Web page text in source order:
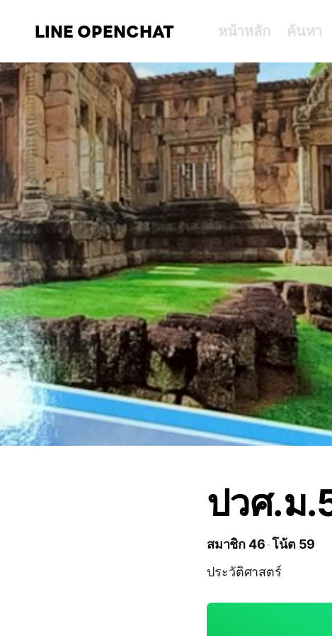
LINE OPENCHAT หน้าหลัก ค้นหา
ปวศ.ม
สมาชิก 46 โน้ต 59
ประวัติศาสตร์